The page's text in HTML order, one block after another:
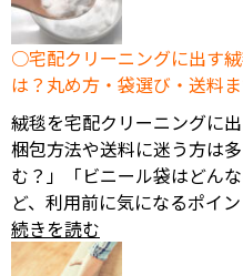
宅配クリーニングに出す
は？丸め方・袋選び・送料
絨毯を宅配クリーニングに
梱包方法や送料に迷う方は
む？」「ビニール袋はどん
ど、利用前に気になるポイ
続きを読む